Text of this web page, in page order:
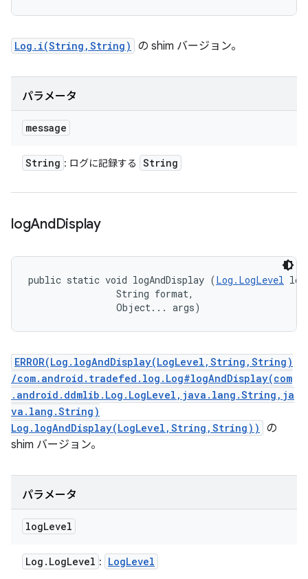
Log.i(String,String) の shim バージョン。
パラメータ
message
String : ログに記録する String
logAndDisplay
public static void logAndDisplay (Log.LogLevel
                String format,
                Object... args)
ERROR(Log.logAndDisplay(LogLevel,String,String)
/com.android.tradefed.log.Log#logAndDisplay(com
.android.ddmlib.Log.LogLevel,java.lang.String,ja
va.lang.String)
Log.logAndDisplay(LogLevel,String,String))
の
shim バージョン。
パラメータ
logLevel
Log . LogLevel : LogLevel